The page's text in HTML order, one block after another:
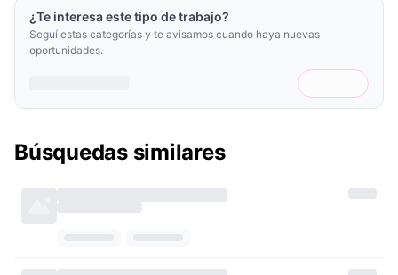
¿Te interesa este tipo de trabajo?
Seguí estas categorías y te avisamos cuando haya nuevas
oportunidades.
Búsquedas similares